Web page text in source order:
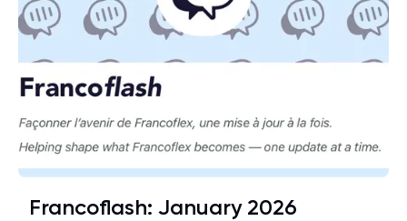
Francoflash: January 2026